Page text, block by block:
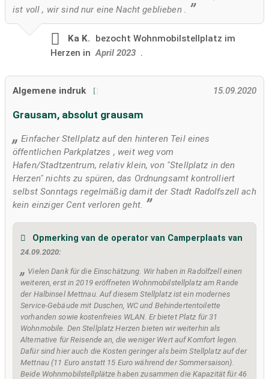
ist voll , wir sind nur eine Nacht geblieben .
Ka K. bezocht Wohnmobilstellplatz im
Herzen in April 2023 .
Algemene indruk 15.09.2020
Grausam, absolut grausam
Einfacher Stellplatz auf den hinteren Teil eines
öffentlichen Parkplatzes , weit weg vom
Hafen/Stadtzentrum, relativ klein, von "Stellplatz in den
Herzen" nichts zu spüren, das Ordnungsamt kontrolliert
selbst Sonntags regelmäßig damit der Stadt Radolfszell ach
kein einziger Cent verloren geht.
Opmerking van de operator van Camperplaats van
24.09.2020:
Vielen Dank für die Einschätzung. Wir haben in Radolfzell einen
weiteren, erst in 2019 eröffneten Wohnmobilstellplatz am Rande
der Halbinsel Mettnau. Auf diesem Stellplatz ist ein modernes
Service-Gebäude mit Duschen, WC und Behindertentoilette
vorhanden sowie kostenfreies WLAN. Er bietet Platz für 31
Wohnmobile. Den Stellplatz Herzen bieten wir weiterhin als
Alternative für Reisende an, die weniger Wert auf Komfort legen.
Dafür sind hier auch die Kosten geringer als beim Stellplatz auf der
Mettnau (11 Euro anstatt 15 Euro während der Sommersaison).
Beide Wohnmobilstellplätze haben zusammen die Kapazität für 46